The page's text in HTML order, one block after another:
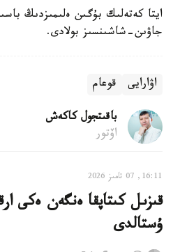
ايتا كەتەلىك بۇگىن ەلىمىزدىڭ
جاۋىن-شاشىنسىز بولادى.
اۋارايى قوعام
باقىتجول كاكەش
اۆتور
16:11, 07 تامىز 2026
قىزىل كىتاپقا ەنگەن ەكى
ۇستالدى